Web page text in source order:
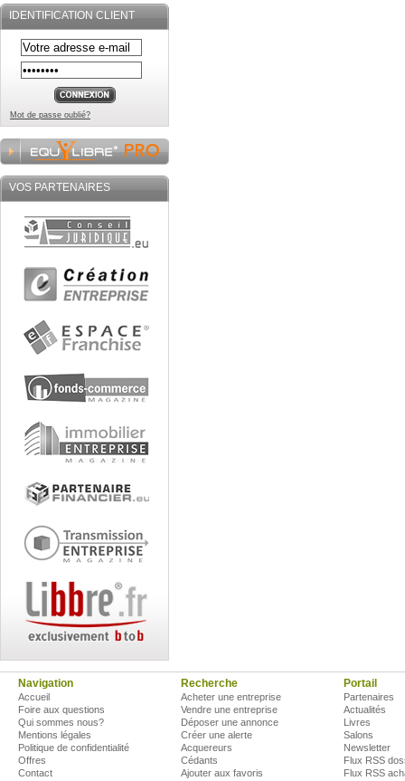
IDENTIFICATION CLIENT
Mot de passe oublié?
VOS PARTENAIRES
Navigation
Accueil
Foire aux questions
Qui sommes nous?
Mentions légales
Politique de confidentialité
Offres
Contact
Recherche
Acheter une entreprise
Vendre une entreprise
Déposer une annonce
Créer une alerte
Acquereurs
Cédants
Ajouter aux favoris
Portail
Partenaires
Actualités
Livres
Salons
Newsletter
Flux RSS
Flux RSS